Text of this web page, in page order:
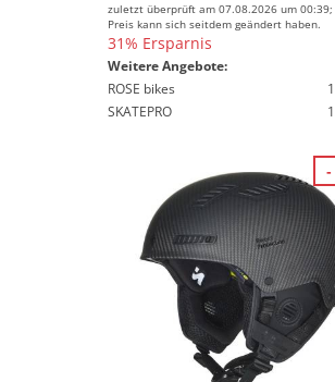
zuletzt überprüft am 07.08.2026 um
Preis kann sich seitdem geändert haben.
31% Ersparnis
Weitere Angebote:
ROSE bikes
SKATEPRO
-